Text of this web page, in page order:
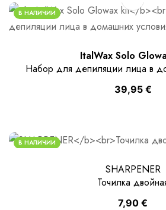
В НАЛИЧИИ
ItalWax Solo
Набор для депиляции лица в
39,95 €
В НАЛИЧИИ
SHARPENER
Точилка
7,90 €